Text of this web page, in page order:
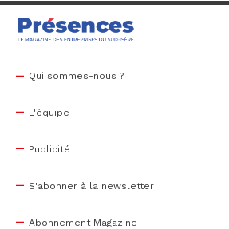
Qui sommes-nous ?
L'équipe
Publicité
S'abonner à la newsletter
Abonnement Magazine